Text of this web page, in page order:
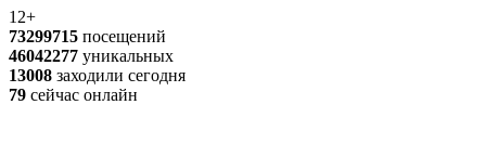
12+
73299715 посещений
46042277 уникальных
13008 заходили сегодня
79 сейчас онлайн